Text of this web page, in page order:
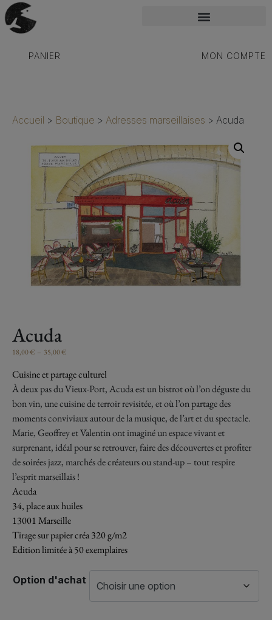
PANIER MON COMPTE
Accueil > Boutique > Adresses marseillaises > Acuda
Acuda
18,00€ – 35,00€
Cuisine et partage culturel
À deux pas du Vieux-Port,Acudaest un bistrot où l’on déguste du
bon vin, une cuisine de terroir revisitée, et où l’on partage des
moments conviviaux autour de la musique, de l’art et du spectacle.
Marie, Geoffrey et Valentin ont imaginé un espace vivant et
surprenant, idéal pour se retrouver, faire des découvertes et profiter
de soirées jazz, marchés de créateurs ou stand-up – tout respire
l’esprit marseillais !
Acuda
34, place aux huiles
13001 Marseille
Tirage sur papier créa 320 g/m2
Edition limitée à 50 exemplaires
Option d'achat